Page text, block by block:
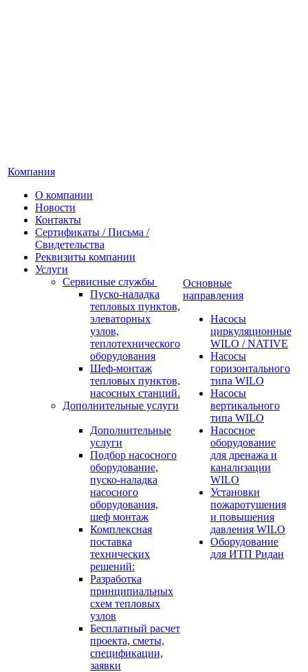
Компания
О компании
Новости
Контакты
Сертификаты / Письма /
Свидетельства
Реквизиты компании
Услуги
Сервисные службы
Пуско-наладка
тепловых пунктов,
элеваторных
узлов,
теплотехнического
оборудования
Шеф-монтаж
тепловых пунктов,
насосных станций.
Дополнительные услуги
Дополнительные
услуги
Подбор насосного
оборудование,
пуско-наладка
насосного
оборудования,
шеф монтаж
Комплексная
поставка
технических
решений:
Разработка
принципиальных
схем тепловых
узлов
Бесплатный расчет
проекта, сметы,
спецификации,
заявки
Основные
направления
Насосы
циркуляционные
WILO / NATIVE
Насосы
горизонтального
типа WILO
Насосы
вертикального
типа WILO
Насосное
оборудование
для дренажа и
канализации
WILO
Установки
пожаротушения
и повышения
давления WILO
Оборудование
для ИТП Ридан